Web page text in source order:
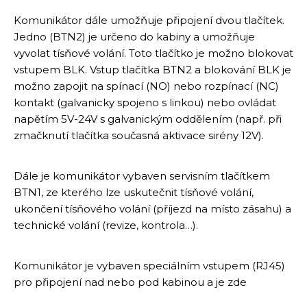
Komunikátor dále umožňuje připojení dvou tlačítek.
Jedno (BTN2) je určeno do kabiny a umožňuje
vyvolat tísňové volání. Toto tlačítko je možno blokovat
vstupem BLK. Vstup tlačítka BTN2 a blokování BLK je
možno zapojit na spínací (NO) nebo rozpínací (NC)
kontakt (galvanicky spojeno s linkou) nebo ovládat
napětím 5V-24V s galvanickým oddělením (např. při
zmačknutí tlačítka současná aktivace sirény 12V).
Dále je komunikátor vybaven servisním tlačítkem
BTN1, ze kterého lze uskutečnit tísňové volání,
ukončení tísňového volání (příjezd na místo zásahu) a
technické volání (revize, kontrola…).
Komunikátor je vybaven speciálním vstupem (RJ45)
pro připojení nad nebo pod kabinou a je zde